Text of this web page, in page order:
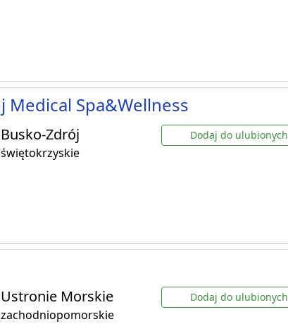
Medical Spa&Wellness
Busko-Zdrój
świętokrzyskie
Dodaj do ulubionych
Ustronie Morskie
zachodniopomorskie
Dodaj do ulubionych